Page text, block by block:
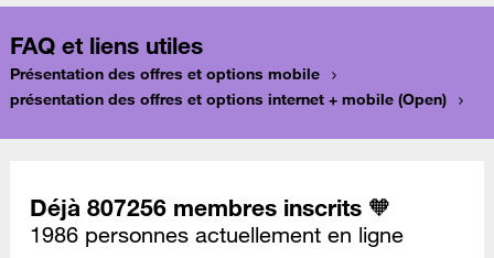
FAQ et liens utiles
Présentation des offres et options mobile
présentation des offres et options internet + mobile (Open)
Déjà 807256 membres inscrits 🧡
1986 personnes actuellement en ligne